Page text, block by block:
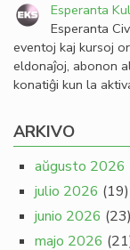
Esperanta
Esperanta
eventoj kaj kursoj
eldonaĵoj, abonon
konatiĝi kun la
ARKIVO
aŭgusto 2026
julio 2026 (19)
junio 2026 (23)
majo 2026